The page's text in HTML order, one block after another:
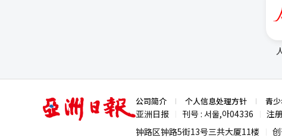
亚
洲
日
公司简介 个人信息处理方针 青
亚洲日报 刊号 : 서울,아04336 注
钟路区钟路5街13号三共大厦11楼